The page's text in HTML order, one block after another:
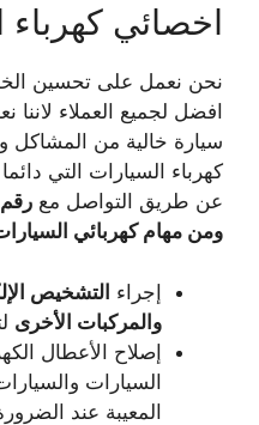
اخصائي
نحن نعمل على تحسين
افضل لجميع العملاء
سيارة خالية من
كهرباء السيارات التي
عن طريق التواصل مع
ومن مهام كهربائي
إجراء التشخيص
والمركبات الأخرى
إصلاح الأعطال
السيارات
المعيبة عند